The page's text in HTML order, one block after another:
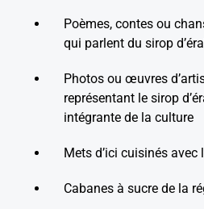
Poèmes, contes ou
qui parlent du sirop
Photos ou œuvres
représentant le sirop
intégrante de la culture
Mets d’ici cuisinés avec
Cabanes à sucre de la